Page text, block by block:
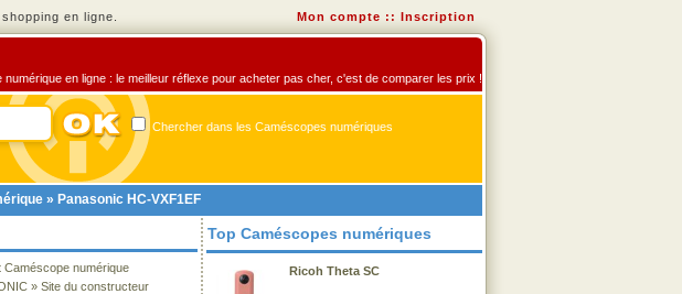
en ligne. Mon compte :: Inscription
numérique en ligne : le meilleur réflexe pour acheter pas cher, c'est de comparer les prix !
Chercher dans les Caméscopes numériques
» Panasonic HC-VXF1EF
Caméscope numérique
» Site du constructeur
Top Caméscopes numériques
Ricoh Theta SC